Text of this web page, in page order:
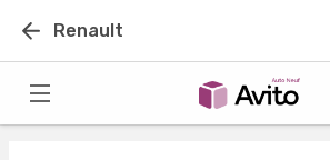
Renault